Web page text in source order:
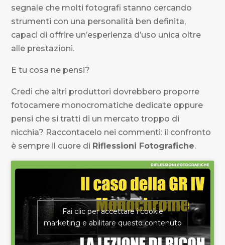
segnale che molti fotografi stanno cercando
strumenti con una personalità ben definita,
capaci di offrire un’esperienza d’uso unica oltre
alle prestazioni.
E tu cosa ne pensi?
Credi che altri produttori dovrebbero proporre
fotocamere monocromatiche dedicate oppure
pensi che si tratti di un mercato troppo di
nicchia? Raccontacelo nei commenti: il confronto
è sempre il cuore di Riflessioni Fotografiche.
Fai clic per accettare i cookie
marketing e abilitare questo contenuto